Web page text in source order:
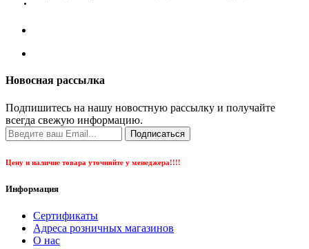
Новосная рассылка
Подпишитесь на нашу новостную рассылку и получайте
всегда свежую информацию.
Подписаться
Цену и наличие товара уточняйте у менеджера!!!!
Информация
Сертификаты
Адреса розничных магазинов
О нас